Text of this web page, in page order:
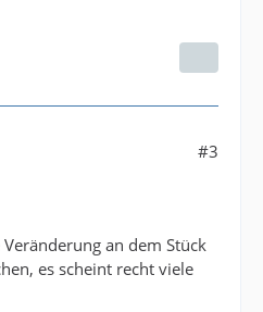
#3
an dem Stück
es scheint recht viele